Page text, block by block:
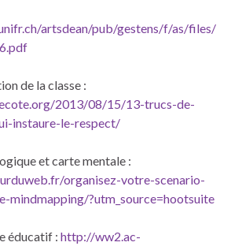
artsdean/pub/gestens/f/as/files/
de la classe :
2013/08/15/13-trucs-de-
instaure-le-respect/
et carte mentale :
organisez-votre-scenario-
mindmapping/?utm_source=hootsuite
éducatif : http://ww2.ac-